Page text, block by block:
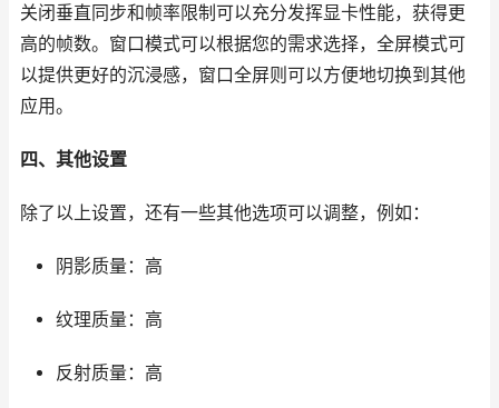
关闭垂直同步和帧率限制可以充分发挥显卡性能，获得更
高的帧数。窗口模式可以根据您的需求选择，全屏模式可
以提供更好的沉浸感，窗口全屏则可以方便地切换到其他
应用。
四、其他设置
除了以上设置，还有一些其他选项可以调整，例如：
阴影质量：高
纹理质量：高
反射质量：高